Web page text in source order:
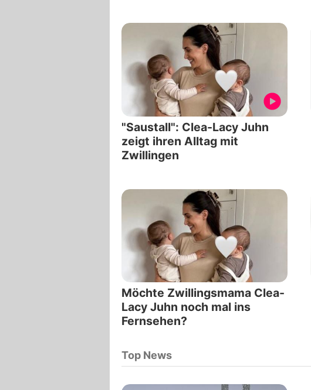
"Saustall": Clea-Lacy Juhn
zeigt ihren Alltag mit
Zwillingen
Möchte Zwillingsmama Clea-
Lacy Juhn noch mal ins
Fernsehen?
Top News